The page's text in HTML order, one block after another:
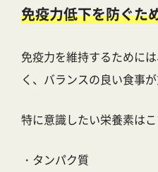
免疫力低下を防ぐた
免疫力を維持するために
く、バランスの良い食事が
特に意識したい栄養素はこ
・タンパク質